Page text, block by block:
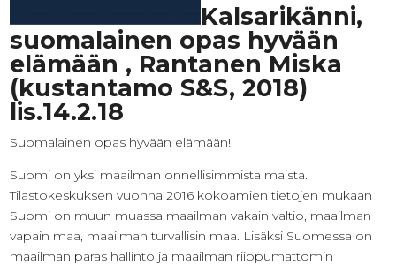
Kalsarikänni,
suomalainen opas hyvään
elämään , Rantanen Miska
(kustantamo S&S, 2018)
lis.14.2.18
Suomalainen opas hyvään elämään!
Suomi on yksi maailman onnellisimmista maista.
Tilastokeskuksen vuonna 2016 kokoamien tietojen mukaan
Suomi on muun muassa maailman vakain valtio, maailman
vapain maa, maailman turvallisin maa. Lisäksi Suomessa on
maailman paras hallinto ja maailman riippumattomin